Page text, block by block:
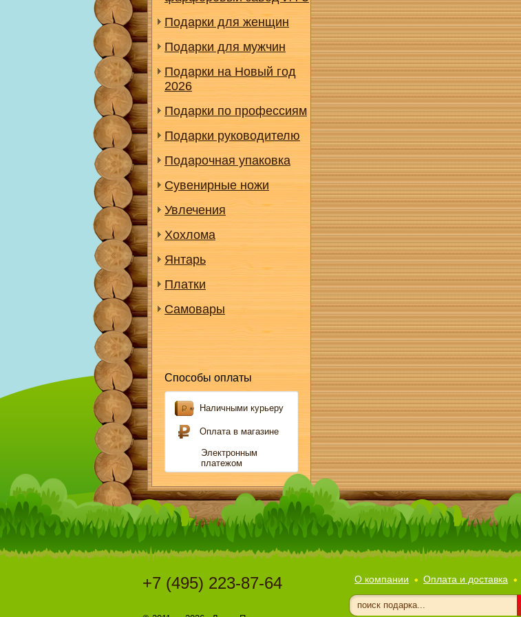
Подарки для женщин
Подарки для мужчин
Подарки на Новый год
2026
Подарки по профессиям
Подарки руководителю
Подарочная упаковка
Сувенирные ножи
Увлечения
Хохлома
Янтарь
Платки
Самовары
Способы оплаты
Наличными курьеру
Оплата в магазине
Электронным
платежом
О компании Оплата и доставка
+7 (495) 223-87-64